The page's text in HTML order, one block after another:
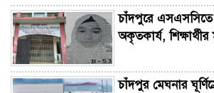
চাঁদপুরে
অকৃতকার্য,
চাঁদপুর মেঘনার